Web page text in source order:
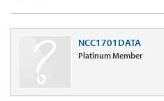
NCC1701DATA
Platinum Member